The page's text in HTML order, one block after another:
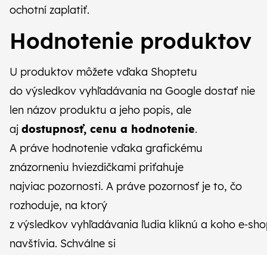
ochotní zaplatiť.
Hodnotenie produktov
U produktov môžete vďaka Shoptetu
do výsledkov vyhľadávania na Google dostať nie
len názov produktu a jeho popis, ale
aj dostupnosť, cenu a hodnotenie.
A práve hodnotenie vďaka grafickému
znázorneniu hviezdičkami priťahuje
najviac pozornosti. A práve pozornosť je to, čo
rozhoduje, na ktorý
z výsledkov vyhľadávania ľudia kliknú a koho
navštívia. Schválne si